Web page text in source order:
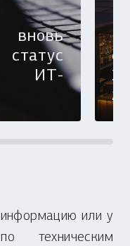
ИТ-
или у
техническим